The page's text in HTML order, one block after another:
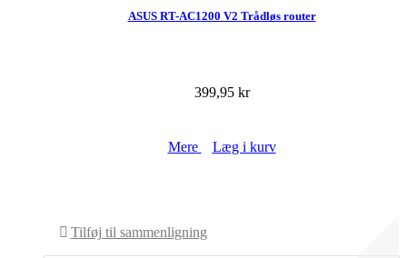
ASUS RT-AC1200 V2 Trådløs router
399,95 kr
Mere Læg i kurv
Tilføj til sammenligning